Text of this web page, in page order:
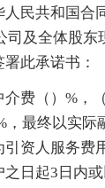
民共和国合
及全体股东
此承诺书：
费（）%，
，最终以实际
资人服务费
日起3日内